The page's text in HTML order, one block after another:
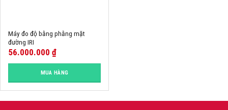
Máy đo độ bằng phằng mặt
đường IRI
56.000.000 ₫
MUA HÀNG